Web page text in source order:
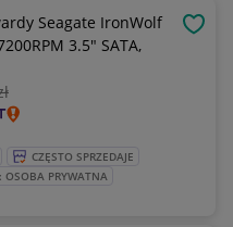
Seagate IronWolf
3.5" SATA,
CZĘSTO SPRZEDAJE
OSOBA PRYWATNA